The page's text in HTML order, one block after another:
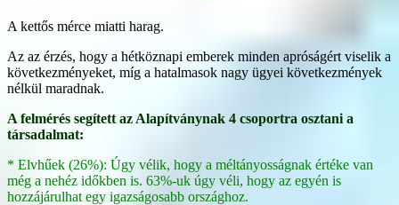
A kettős mérce miatti harag.
Az az érzés, hogy a hétköznapi emberek minden apróságért viselik a
következményeket, míg a hatalmasok nagy ügyei következmények
nélkül maradnak.
A felmérés segített az Alapítványnak 4 csoportra osztani a
társadalmat:
* Elvhűek (26%): Úgy vélik, hogy a méltányosságnak értéke van
még a nehéz időkben is. 63%-uk úgy véli, hogy az egyén is
hozzájárulhat egy igazságosabb országhoz.